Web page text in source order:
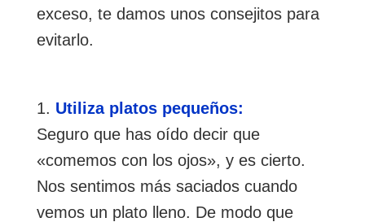
exceso, te damos unos consejitos para
evitarlo.
Utiliza platos pequeños:
Seguro que has oído decir que
«comemos con los ojos», y es cierto.
Nos sentimos más saciados cuando
vemos un plato lleno. De modo que